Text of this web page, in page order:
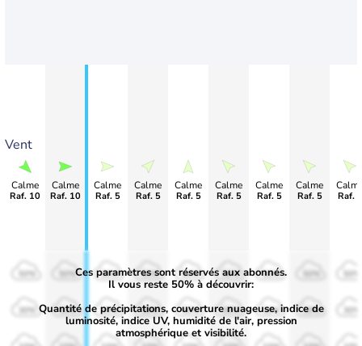
Vent
Calme
Raf. 10
Calme
Raf. 10
Calme
Raf. 5
Calme
Raf. 5
Calme
Raf. 5
Calme
Raf. 5
Calme
Raf. 5
Calme
Raf. 5 Raf. 5
50%
30%
50%
30%
50%
30%
50%
30%
50%
30%
50%
30%
50%
30% 30% 30%
Ces paramètres sont réservés aux abonnés.
Il vous reste 50% à découvrir:
Quantité de précipitations, couverture nuageuse, indice de
luminosité, indice UV, humidité de l'air, pression
atmosphérique et visibilité.